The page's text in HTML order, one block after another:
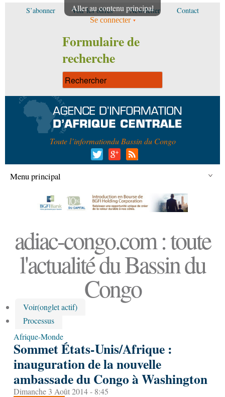
Aller au contenu principal
S’abonner Voir les offres Newsletter Contact
Se connecter
Formulaire de
recherche
Toute l’informationdu Bassin du Congo
Menu principal
adiac-congo.com : toute
l'actualité du Bassin du
Congo
Voir(onglet actif)
Processus
Afrique-Monde
Sommet États-Unis/Afrique :
inauguration de la nouvelle
ambassade du Congo à Washington
Dimanche 3 Août 2014 - 8:45